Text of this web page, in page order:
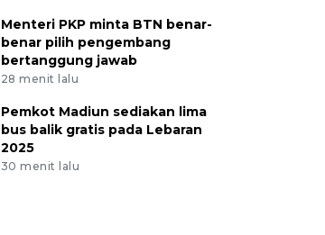
Menteri PKP minta BTN benar-
benar pilih pengembang
bertanggung jawab
28 menit lalu
Pemkot Madiun sediakan lima
bus balik gratis pada Lebaran
2025
30 menit lalu